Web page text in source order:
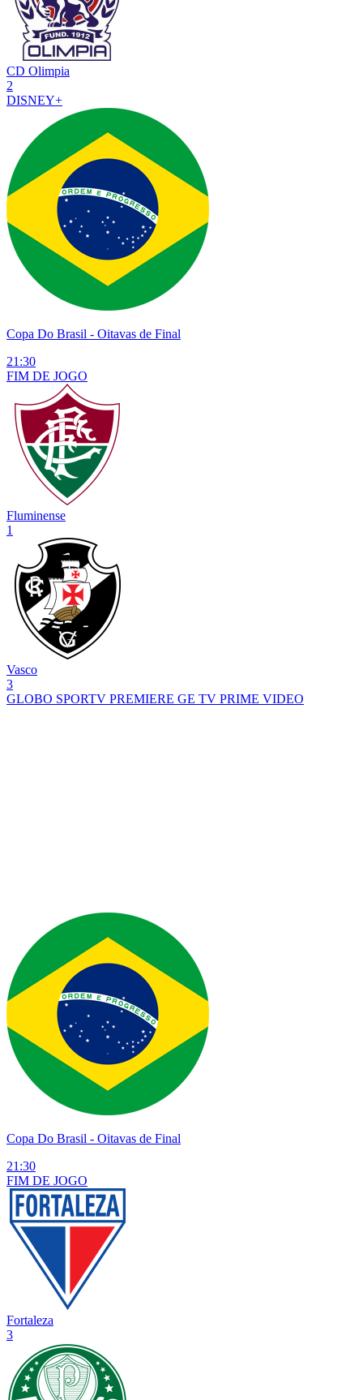
CD Olimpia
2
DISNEY+
Copa Do Brasil - Oitavas de Final
21:30
FIM DE JOGO
Fluminense
1
Vasco
3
GLOBO SPORTV PREMIERE GE TV PRIME VIDEO
Copa Do Brasil - Oitavas de Final
21:30
FIM DE JOGO
Fortaleza
3